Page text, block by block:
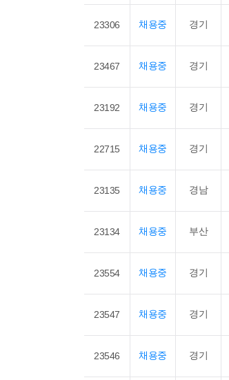
23306 채용중 경기
23467 채용중 경기
23192 채용중 경기
22715 채용중 경기
23135 채용중 경남
23134 채용중 부산
23554 채용중 경기
23547 채용중 경기
23546 채용중 경기